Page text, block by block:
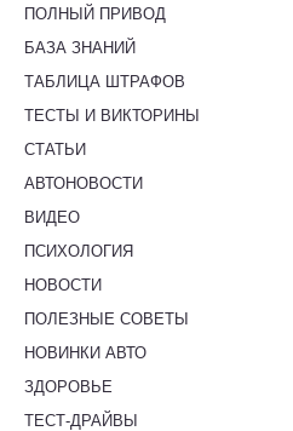
ПОЛНЫЙ ПРИВОД
БАЗА ЗНАНИЙ
ТАБЛИЦА ШТРАФОВ
ТЕСТЫ И ВИКТОРИНЫ
СТАТЬИ
АВТОНОВОСТИ
ВИДЕО
ПСИХОЛОГИЯ
НОВОСТИ
ПОЛЕЗНЫЕ СОВЕТЫ
НОВИНКИ АВТО
ЗДОРОВЬЕ
ТЕСТ-ДРАЙВЫ